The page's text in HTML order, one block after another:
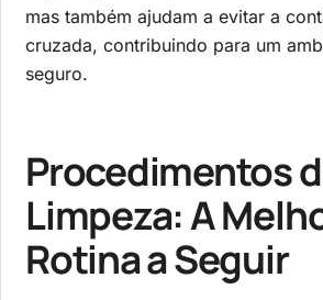
mas também ajudam a evitar a
cruzada, contribuindo para um
seguro.
Procedimentos
Limpeza: A
Rotina a Seguir